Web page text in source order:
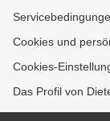
Cookies und
Cookies-
Das Profil von